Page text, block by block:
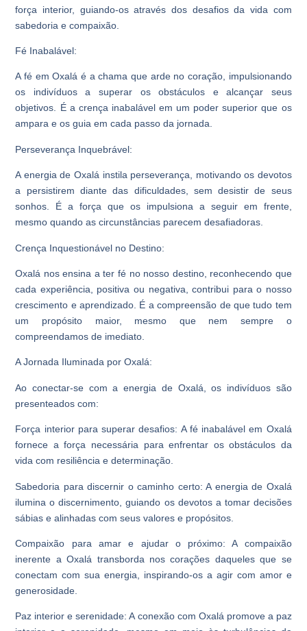
força interior, guiando-os através dos desafios da vida com
sabedoria e compaixão.
Fé Inabalável:
A fé em Oxalá é a chama que arde no coração, impulsionando
os indivíduos a superar os obstáculos e alcançar seus
objetivos. É a crença inabalável em um poder superior que os
ampara e os guia em cada passo da jornada.
Perseverança Inquebrável:
A energia de Oxalá instila perseverança, motivando os devotos
a persistirem diante das dificuldades, sem desistir de seus
sonhos. É a força que os impulsiona a seguir em frente,
mesmo quando as circunstâncias parecem desafiadoras.
Crença Inquestionável no Destino:
Oxalá nos ensina a ter fé no nosso destino, reconhecendo que
cada experiência, positiva ou negativa, contribui para o nosso
crescimento e aprendizado. É a compreensão de que tudo tem
um propósito maior, mesmo que nem sempre o
compreendamos de imediato.
A Jornada Iluminada por Oxalá:
Ao conectar-se com a energia de Oxalá, os indivíduos são
presenteados com:
Força interior para superar desafios: A fé inabalável em Oxalá
fornece a força necessária para enfrentar os obstáculos da
vida com resiliência e determinação.
Sabedoria para discernir o caminho certo: A energia de Oxalá
ilumina o discernimento, guiando os devotos a tomar decisões
sábias e alinhadas com seus valores e propósitos.
Compaixão para amar e ajudar o próximo: A compaixão
inerente a Oxalá transborda nos corações daqueles que se
conectam com sua energia, inspirando-os a agir com amor e
generosidade.
Paz interior e serenidade: A conexão com Oxalá promove a paz